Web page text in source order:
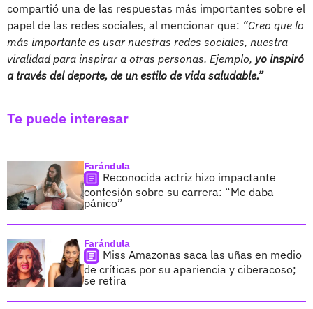
compartió una de las respuestas más importantes sobre el
papel de las redes sociales, al mencionar que: “Creo que lo
más importante es usar nuestras redes sociales, nuestra
viralidad para inspirar a otras personas. Ejemplo, yo inspiró
a través del deporte, de un estilo de vida saludable.”
Te puede interesar
Farándula
Reconocida actriz hizo impactante
confesión sobre su carrera: “Me daba
pánico”
Farándula
Miss Amazonas saca las uñas en medio
de críticas por su apariencia y ciberacoso;
se retira